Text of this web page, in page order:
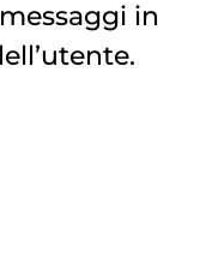
in